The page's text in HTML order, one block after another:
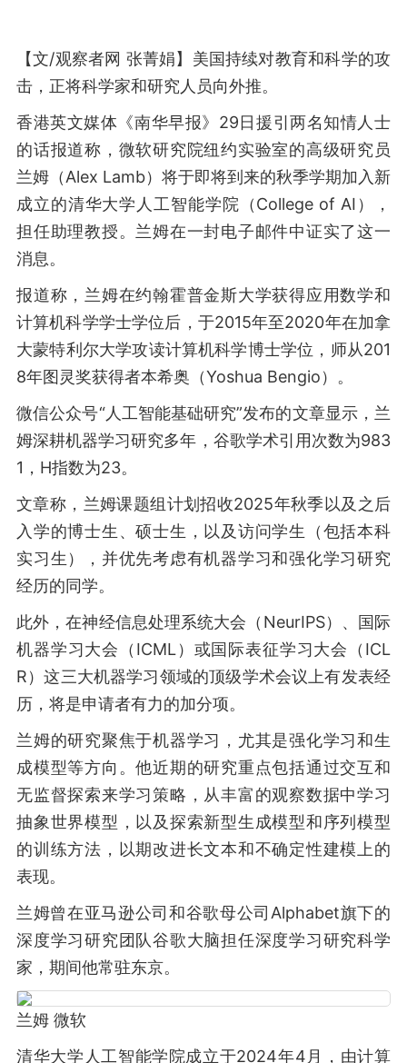
【文/观察者网 张菁娟】美国持续对教育和科学的攻
击，正将科学家和研究人员向外推。
香港英文媒体《南华早报》29日援引两名知情人士
的话报道称，微软研究院纽约实验室的高级研究员
兰姆（Alex Lamb）将于即将到来的秋季学期加入新
成立的清华大学人工智能学院（College of AI），
担任助理教授。兰姆在一封电子邮件中证实了这一
消息。
报道称，兰姆在约翰霍普金斯大学获得应用数学和
计算机科学学士学位后，于2015年至2020年在加拿
大蒙特利尔大学攻读计算机科学博士学位，师从201
8年图灵奖获得者本希奥（Yoshua Bengio）。
微信‌公众号“人工智能基础研究”发布的文章显示，兰
姆深耕机器学习研究多年，谷歌学术引用次数为983
1，H指数为23。
文章称，兰姆课题组计划招收2025年秋季以及之后
入学的博士生、硕士生，以及访问学生（包括本科
实习生），并优先考虑有机器学习和强化学习研究
经历的同学。
此外，在神经信息处理系统大会（NeurIPS）、国际
机器学习大会（ICML）或国际表征学习大会（ICL
R）这三大机器学习领域的顶级学术会议上有发表经
历，将是申请者有力的加分项。
兰姆的研究聚焦于机器学习，尤其是强化学习和生
成模型等方向。他近期的研究重点包括通过交互和
无监督探索来学习策略，从丰富的观察数据中学习
抽象世界模型，以及探索新型生成模型和序列模型
的训练方法，以期改进长文本和不确定性建模上的
表现。
兰姆曾在亚马逊公司和谷歌母公司Alphabet旗下的
深度学习研究团队谷歌大脑担任深度学习研究科学
家，期间他常驻东京。
兰姆 微软
清华大学人工智能学院成立于2024年4月，由计算